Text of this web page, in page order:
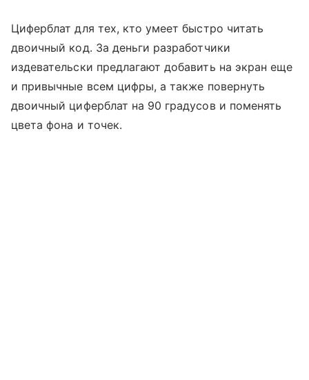
Циферблат для тех, кто умеет быстро читать
двоичный код. За деньги разработчики
издевательски предлагают добавить на экран еще
и привычные всем цифры, а также повернуть
двоичный циферблат на 90 градусов и поменять
цвета фона и точек.